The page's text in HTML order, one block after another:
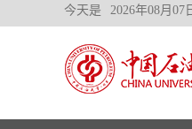
今天是 2026年08月07